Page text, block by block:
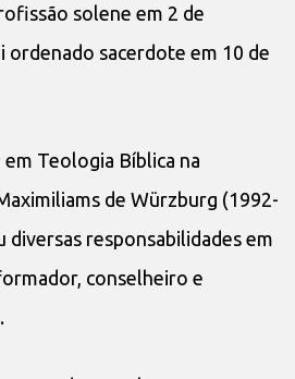
solene em 2 de
ordenado sacerdote em 10 de
Teologia Bíblica na
de Würzburg (1992-
diversas responsabilidades em
conselheiro e